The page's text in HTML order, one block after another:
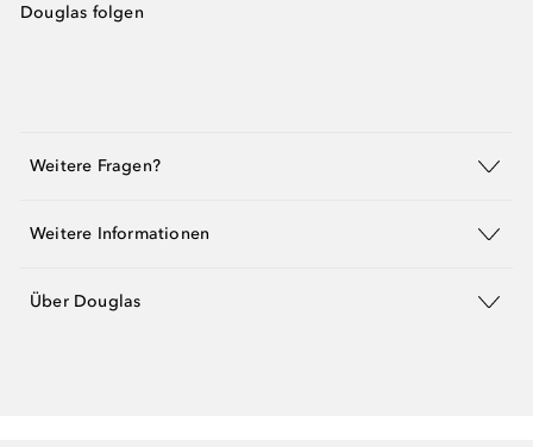
Douglas folgen
Weitere Fragen?
Weitere Informationen
Über Douglas